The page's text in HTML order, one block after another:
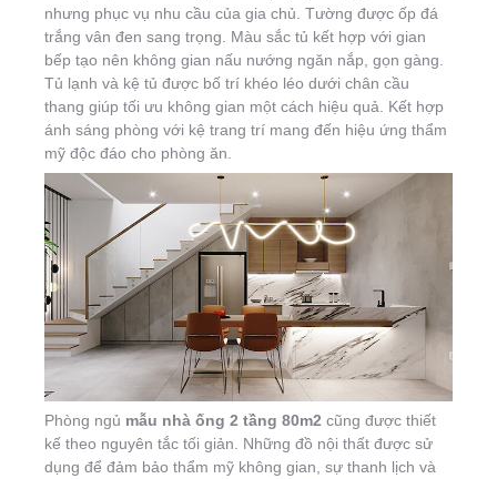
nhưng phục vụ nhu cầu của gia chủ. Tường được ốp đá
trắng vân đen sang trọng. Màu sắc tủ kết hợp với gian
bếp tạo nên không gian nấu nướng ngăn nắp, gọn gàng.
Tủ lạnh và kệ tủ được bố trí khéo léo dưới chân cầu
thang giúp tối ưu không gian một cách hiệu quả. Kết hợp
ánh sáng phòng với kệ trang trí mang đến hiệu ứng thẩm
mỹ độc đáo cho phòng ăn.
Phòng ngủ mẫu nhà ống 2 tầng 80m2 cũng được thiết
kế theo nguyên tắc tối giản. Những đồ nội thất được sử
dụng để đảm bảo thẩm mỹ không gian, sự thanh lịch và